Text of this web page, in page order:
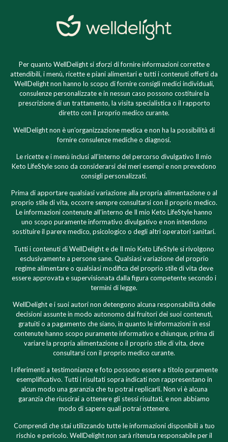
Per quanto WellDelight si sforzi di fornire informazioni corrette e
attendibili, i menù, ricette e piani alimentari e tutti i contenuti offerti da
WellDelight non hanno lo scopo di fornire consigli medici individuali,
consulenze personalizzate e in nessun caso possono costituire la
prescrizione di un trattamento, la visita specialistica o il rapporto
diretto con il proprio medico curante.
WellDelight non è un’organizzazione medica e non ha la possibilità di
fornire consulenze mediche o diagnosi.
Le ricette e i menù inclusi all’interno del percorso divulgativo Il mio
Keto LifeStyle sono da considerarsi dei meri esempi e non prevedono
consigli personalizzati.
Prima di apportare qualsiasi variazione alla propria alimentazione o al
proprio stile di vita, occorre sempre consultarsi con il proprio medico.
Le informazioni contenute all’interno de Il mio Keto LifeStyle hanno
uno scopo puramente informativo divulgativo e non intendono
sostituire il parere medico, psicologico o degli altri operatori sanitari.
Tutti i contenuti di WellDelight e de Il mio Keto LifeStyle si rivolgono
esclusivamente a persone sane. Qualsiasi variazione del proprio
regime alimentare o qualsiasi modifica del proprio stile di vita deve
essere approvata e supervisionata dalla figura competente secondo i
termini di legge.
WellDelight e i suoi autori non detengono alcuna responsabilità delle
decisioni assunte in modo autonomo dai fruitori dei suoi contenuti,
gratuiti o a pagamento che siano, in quanto le informazioni in essi
contenute hanno scopo puramente informativo e chiunque, prima di
variare la propria alimentazione o il proprio stile di vita, deve
consultarsi con il proprio medico curante.
I riferimenti a testimonianze e foto possono essere a titolo puramente
esemplificativo. Tutti i risultati sopra indicati non rappresentano in
alcun modo una garanzia che tu potrai replicarli. Non vi è alcuna
garanzia che riuscirai a ottenere gli stessi risultati, e non abbiamo
modo di sapere quali potrai ottenere.
Comprendi che stai utilizzando tutte le informazioni disponibili a tuo
rischio e pericolo. WellDelight non sarà ritenuta responsabile per il